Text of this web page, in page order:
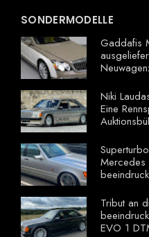
SONDERMODELLE
Gaddafis
Niki
Eine
Mercedes
Tribut an
EVO 1